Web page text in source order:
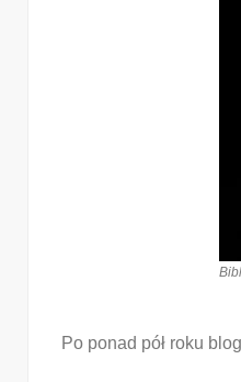
Po ponad pół roku